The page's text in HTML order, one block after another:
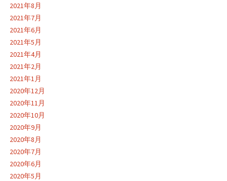
2021年8月
2021年7月
2021年6月
2021年5月
2021年4月
2021年2月
2021年1月
2020年12月
2020年11月
2020年10月
2020年9月
2020年8月
2020年7月
2020年6月
2020年5月